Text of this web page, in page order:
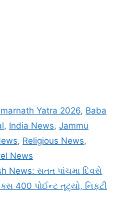
Yatra 2026, Baba
, India News, Jammu
, Religious News,
News
News: સતત પાંચમા દિવસે
400 પોઈન્ટ તૂટ્યો, નિફ્ટી